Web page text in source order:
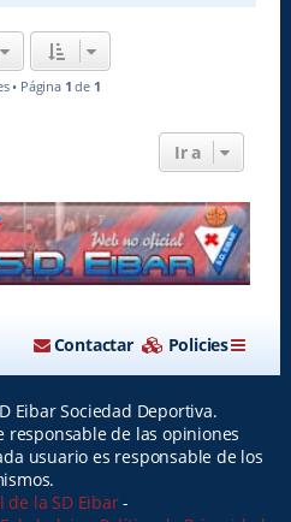
r
• Página 1 de 1
Ir a
Policies
Contactar
Eibar Sociedad Deportiva.
responsable de las opiniones
usuario es responsable de los
de la SD Eibar-